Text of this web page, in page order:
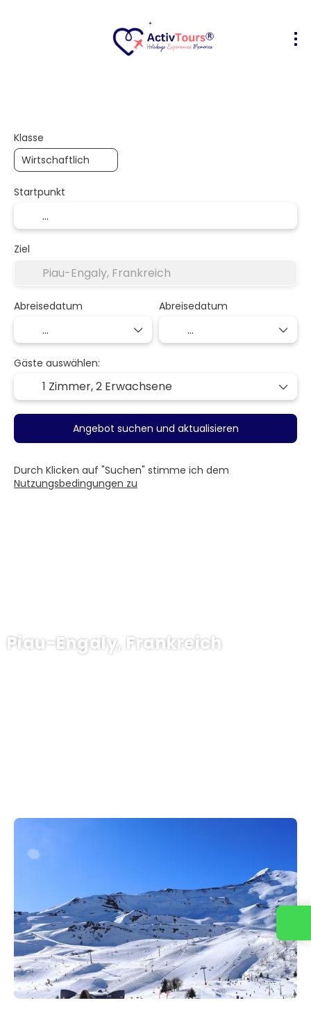
Piau-Engaly, Frankreich
Klasse
Startpunkt
Ziel
Abreisedatum Abreisedatum
Gäste auswählen:
1 Zimmer,2 Erwachsene
Angebot suchen und aktualisieren
Durch Klicken auf "Suchen" stimme ich dem
Nutzungsbedingungen zu